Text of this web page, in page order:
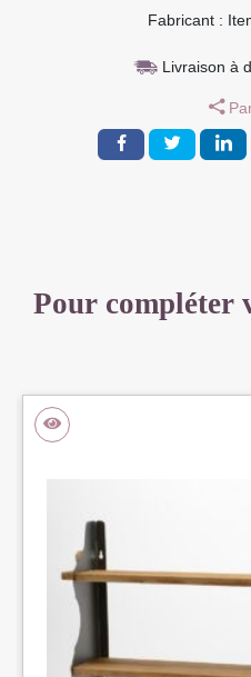
Fabricant :
Livraison à
Pour compléter